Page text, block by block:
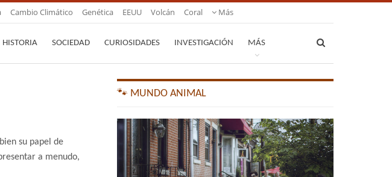
Cambio Climático Genética EEUU Volcán Coral Más
HISTORIA SOCIEDAD CURIOSIDADES INVESTIGACIÓN MÁS
su papel de
a menudo,
🐾 MUNDO ANIMAL